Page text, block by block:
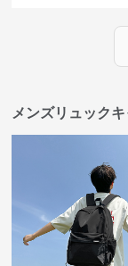
メンズリュック